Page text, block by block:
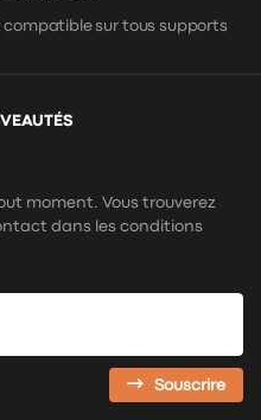
sur tous supports
moment. Vous trouverez
dans les conditions
Souscrire